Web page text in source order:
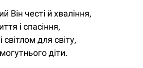
Він честі й хваління,
і спасіння,
для світу,
діти.